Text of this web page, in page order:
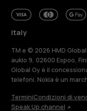
Italy
TM e © 2026 HMD
aukio 9, 02600 Espoo,
Global Oy è il
telefoni. Nokia è un
TerminiCondizioni di
Speak Up channel